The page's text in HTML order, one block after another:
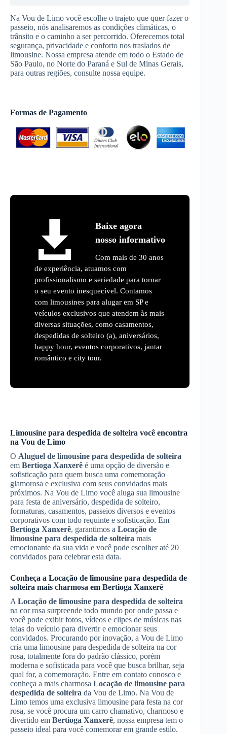
Na Vou de Limo você escolhe o trajeto que quer fazer o
passeio, nós analisaremos as condições climáticas, o
trânsito e o caminho a ser percorrido. Oferecemos total
segurança, privacidade e conforto nos traslados de
limousine. Nossa empresa atende em todo o Estado de
São Paulo, no Norte do Paraná e Sul de Minas Gerais,
para outras regiões, consulte nossa equipe.
Formas de Pagamento
Baixe agora
nosso informativo
Com mais de 30 anos
de experiência, atuamos com
profissionalismo e seriedade para tornar
o seu evento inesquecível. Contamos
com limousines para alugar em SP e
veículos exclusivos que atendem às mais
diversas situações, como casamentos,
despedidas de solteiro (a), aniversários,
happy hour, eventos corporativos, jantar
romântico e city tour.
Limousine para despedida de solteira você encontra
na Vou de Limo
O Aluguel de limousine para despedida de solteira
em Bertioga Xanxerê é uma opção de diversão e
sofisticação para quem busca uma comemoração
glamorosa e exclusiva com seus convidados mais
próximos. Na Vou de Limo você aluga sua limousine
para festa de aniversário, despedida de solteiro,
formaturas, casamentos, passeios diversos e eventos
corporativos com todo requinte e sofisticação. Em
Bertioga Xanxerê, garantimos a Locação de
limousine para despedida de solteira mais
emocionante da sua vida e você pode escolher até 20
convidados para celebrar esta data.
Conheça a Locação de limousine para despedida de
solteira mais charmosa em Bertioga Xanxerê
A Locação de limousine para despedida de solteira
na cor rosa surpreende todo mundo por onde passa e
você pode exibir fotos, vídeos e clipes de músicas nas
telas do veículo para divertir e emocionar seus
convidados. Procurando por inovação, a Vou de Limo
cria uma limousine para despedida de solteira na cor
rosa, totalmente fora do padrão clássico, porém
moderna e sofisticada para você que busca brilhar, seja
qual for, a comemoração. Entre em contato conosco e
conheça a mais charmosa Locação de limousine para
despedida de solteira da Vou de Limo. Na Vou de
Limo temos uma exclusiva limousine para festa na cor
rosa, se você procura um carro chamativo, charmoso e
divertido em Bertioga Xanxerê, nossa empresa tem o
passeio ideal para você comemorar em grande estilo.